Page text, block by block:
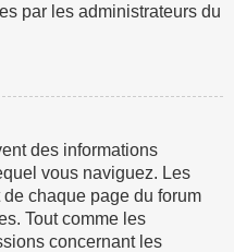
par les administrateurs du
des informations
vous naviguez. Les
chaque page du forum
Tout comme les
concernant les